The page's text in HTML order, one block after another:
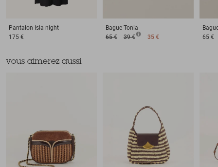
Pantalon Isla night
175 €
Bague Tonia
65 €
39 € 35 €
65 €
vous aimerez aussi